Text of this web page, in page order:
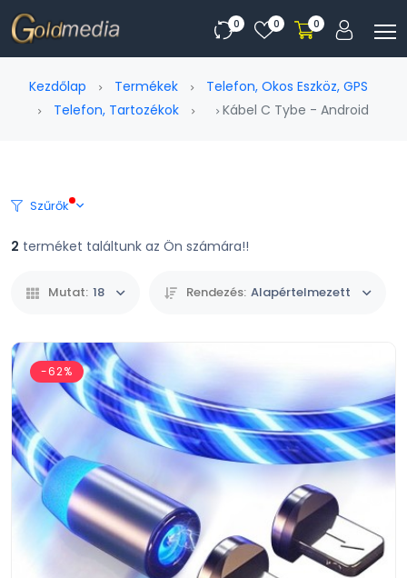
0 0 0
Kezdőlap Termékek
Telefon, Okos Eszköz, GPS
Telefon, Tartozékok
Kábel C Tybe - Android
Szűrők
2 terméket találtunk az Ön számára!!
Mutat: 18 Rendezés: Alapértelmezett
-62%